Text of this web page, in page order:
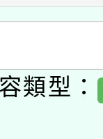
研習
智慧
名單
學軟
類型：